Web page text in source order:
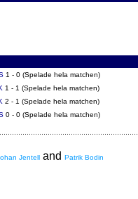
1 - 0 (Spelade hela matchen)
1 - 1 (Spelade hela matchen)
2 - 1 (Spelade hela matchen)
0 - 0 (Spelade hela matchen)
Jentell and Patrik Bodin